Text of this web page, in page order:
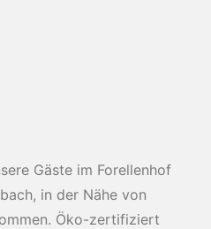
Gäste im Forellenhof
in der Nähe von
Öko-zertifiziert